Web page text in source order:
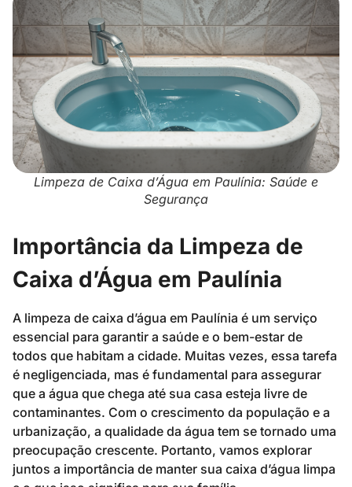
Limpeza de Caixa d’Água em Paulínia: Saúde e
Segurança
Importância da Limpeza de
Caixa d’Água em Paulínia
A limpeza de caixa d’água em Paulínia é um serviço
essencial para garantir a saúde e o bem-estar de
todos que habitam a cidade. Muitas vezes, essa tarefa
é negligenciada, mas é fundamental para assegurar
que a água que chega até sua casa esteja livre de
contaminantes. Com o crescimento da população e a
urbanização, a qualidade da água tem se tornado uma
preocupação crescente. Portanto, vamos explorar
juntos a importância de manter sua caixa d’água limpa